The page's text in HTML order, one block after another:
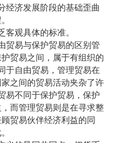
济发展阶段的基础歪曲
观具体的标准。
易与保护贸易的区别管
贸易之间，属于有组织的
于自由贸易，管理贸易在
之间的贸易活动夹杂了许
易不同于保护贸易，保护
而管理贸易则是在寻求整
贸易伙伴经济利益的同